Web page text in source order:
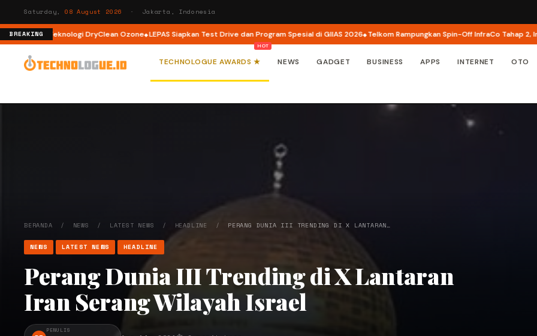
Saturday, 08 August 2026 · Jakarta, Indonesia
BREAKINGTeknologi DryClean Ozone LEPAS Siapkan Test Drive dan Program Spesial di GIIAS 2026 Telkom Rampungkan Spin-Off InfraCo Tahap 2,
TECHNOLOGUE AWARDS ★ NEWS GADGET BUSINESS APPS INTERNET OTO
BERANDA / NEWS / LATEST NEWS / HEADLINE / PERANG DUNIA III TRENDING DI X LANTARAN…
NEWS LATEST NEWS HEADLINE
Perang Dunia III Trending di X Lantaran
Iran Serang Wilayah Israel
PENULIS